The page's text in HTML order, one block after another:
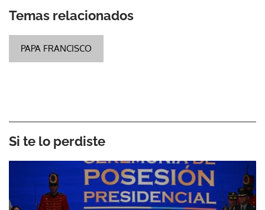
Temas relacionados
PAPA FRANCISCO
Si te lo perdiste